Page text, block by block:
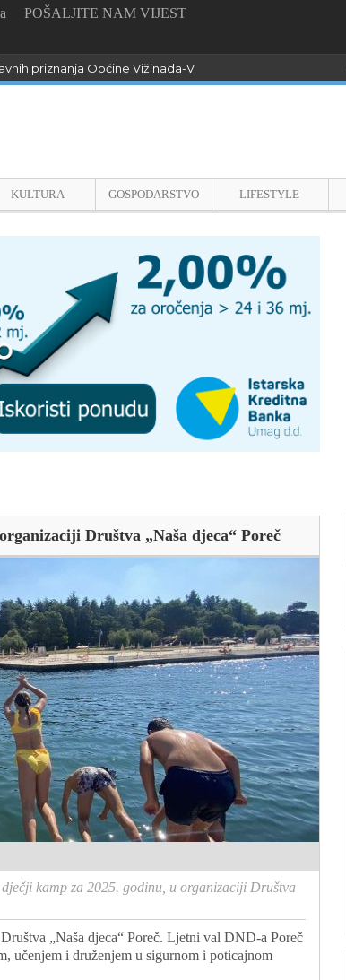
POŠALJITE NAM VIJEST
priznanja Općine Vižinada-Visinada
KULTURA GOSPODARSTVO LIFESTYLE
Društva „Naša djeca“ Poreč
kamp za 2025. godinu, u organizaciji Društva
„Naša djeca“ Poreč. Ljetni val DND-a Poreč
učenjem i druženjem u sigurnom i poticajnom